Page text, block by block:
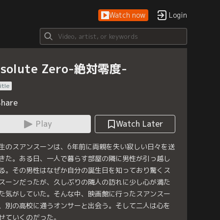
Watch now Login
Zero-絶対零度-
Play
Watch Later
のスアンスーンは、6年前に両親を失い寂しい日々を送
た。ある日、一人で暮らす部屋の隣に男性が引っ越し
。その男性はなぜか自分の誕生日を知っており驚くス
ーンだったが、久しぶりの隣人の訪れに少し心が満た
気がしていた。そんな中、映画館に行ったスアンスー
別の高校に通うオンサーと出会う。そして二人は心を
ていくのだった。